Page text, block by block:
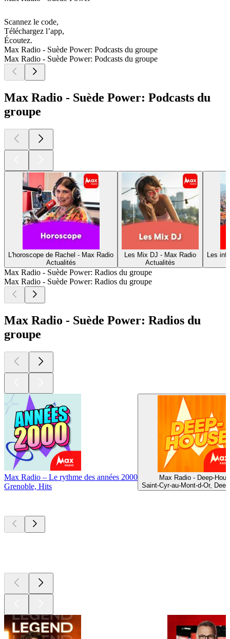
Scannez le code,
Téléchargez l’app,
Écoutez.
Max Radio - Suède Power: Podcasts du groupe
Max Radio - Suède Power: Podcasts du groupe
Max Radio - Suède Power: Podcasts du
groupe
L'horoscope de Rachel - Max Radio
Actualités
Les Mix DJ - Max Radio
Actualités
Les
Max Radio - Suède Power: Radios du groupe
Max Radio - Suède Power: Radios du groupe
Max Radio - Suède Power: Radios du
groupe
Max Radio – Le rythme des années 2000
Grenoble, Hits
Max Radio - Deep-
Saint-Cyr-au-Mont-d-Or,